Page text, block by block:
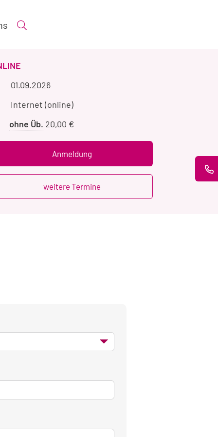
Suche öffnen
Veranstaltungszeitraum
01.09.2026
Veranstaltungsort
Internet (online)
ohne Üb. Preis
Übernachtung
20,00 €
Anmeldung
weitere Termine